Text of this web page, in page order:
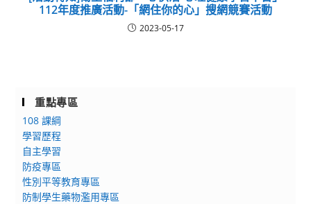
112年度推廣活動-「網住你的心」搜網競賽活動
2023-05-17
重點專區
108 課綱
學習歷程
自主學習
防疫專區
性別平等教育專區
防制學生藥物濫用專區